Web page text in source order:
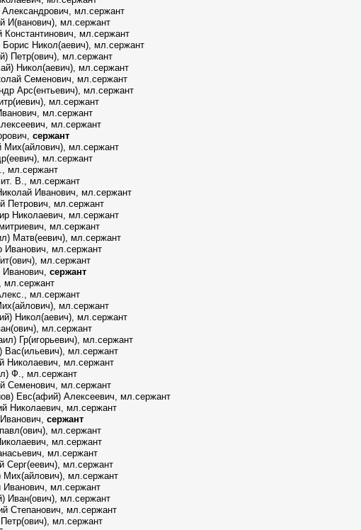
мл.сержант
И(ванович), мл.сержант
мл.сержант
Никол(аевич), мл.сержант
Петр(ович), мл.сержант
Никол(аевич), мл.сержант
Семенович, мл.сержант
Арс(ентьевич), мл.сержант
мл.сержант
мл.сержант
мл.сержант
сержант
мл.сержант
мл.сержант
мл.сержант
В., мл.сержант
Иванович, мл.сержант
мл.сержант
Николаевич, мл.сержант
мл.сержант
Матв(еевич), мл.сержант
мл.сержант
мл.сержант
Иванович,сержант
мл.сержант
мл.сержант
мл.сержант
Никол(аевич), мл.сержант
мл.сержант
Гр(игорьевич), мл.сержант
мл.сержант
мл.сержант
Ф., мл.сержант
Семенович, мл.сержант
Евс(афий) Алексеевич, мл.сержант
Николаевич, мл.сержант
сержант
мл.сержант
мл.сержант
мл.сержант
мл.сержант
мл.сержант
мл.сержант
Иван(ович), мл.сержант
Степанович, мл.сержант
мл.сержант